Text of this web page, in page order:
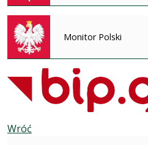
Monitor Polski
Wróć